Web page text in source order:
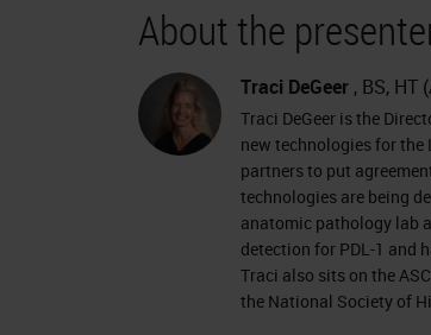
have time for at the end of
presentation, please click
window or report your
far left of your screen.
This presentation is
click on the Continuing
window and follow the
presenters, Traci deGeer
About the
Traci DeGeer , BS, HT
Traci DeGeer is the
new technologies for
partners to put
technologies are being
anatomic pathology lab
detection for PDL-1 and
Traci also sits on the
the National Society of